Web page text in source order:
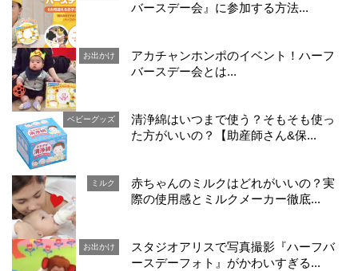
バースデー会』に参加する方法...
お出かけ
アカチャンホンポのイベント！ハーフ
バースデー会とは...
ベビーグッズ
清浄綿はいつまで使う？そもそも使っ
た方がいいの？【助産師さん&保...
ミルク
赤ちゃんのミルクはどれがいいの？実
際の使用感とミルクメーカー徹底...
お出かけ
スタジオアリスで写真撮影『ハーフバ
ースデーフォト』がかわいすぎる...